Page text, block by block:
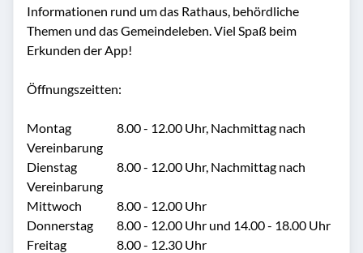
Informationen rund um das Rathaus, behördliche
Themen und das Gemeindeleben. Viel Spaß beim
Erkunden der App!
Öffnungszeitten:
Montag	                 8.00 - 12.00 Uhr, Nachmittag nach
Vereinbarung
Dienstag	             8.00 - 12.00 Uhr, Nachmittag nach
Vereinbarung
Mittwoch	             8.00 - 12.00 Uhr
Donnerstag	         8.00 - 12.00 Uhr und 14.00 - 18.00 Uhr
Freitag	                 8.00 - 12.30 Uhr